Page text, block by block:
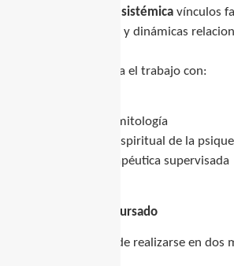
Perspectiva sistémica vínculos
implicancias y dinámicas
También se enseña el trabajo con:
símbolos y mitología
dimensión espiritual de la psique
práctica terapéutica supervisada
Modalidades de cursado
La formación puede realizarse en dos